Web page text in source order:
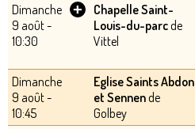
Dimanche
9 août -
10:30
+
Chapelle Saint-
Louis-du-parcde
Vittel
Dimanche
9 août -
10:45
Eglise Saints Abdon
et Sennende
Golbey